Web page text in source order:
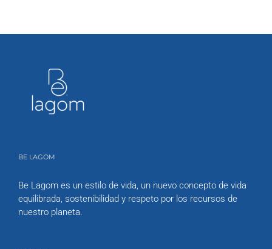
BE LAGOM
Be Lagom es un estilo de vida, un nuevo concepto de vida
equilibrada, sostenibilidad y respeto por los recursos de
nuestro planeta.